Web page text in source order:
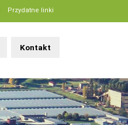
Przydatne linki
Kontakt